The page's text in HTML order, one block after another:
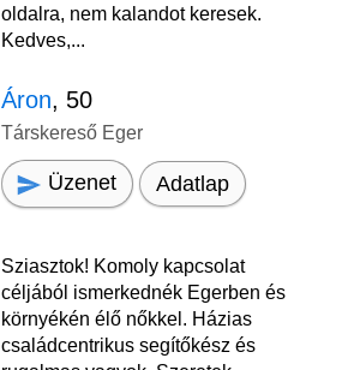
oldalra, nem kalandot keresek.
Kedves,...
Áron, 50
Társkereső Eger
Üzenet Adatlap
Sziasztok! Komoly kapcsolat
céljából ismerkednék Egerben és
környékén élő nőkkel. Házias
családcentrikus segítőkész és